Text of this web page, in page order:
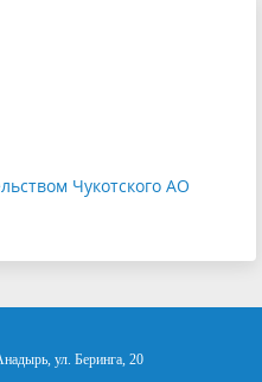
Чукотского АО
ул. Беринга, 20